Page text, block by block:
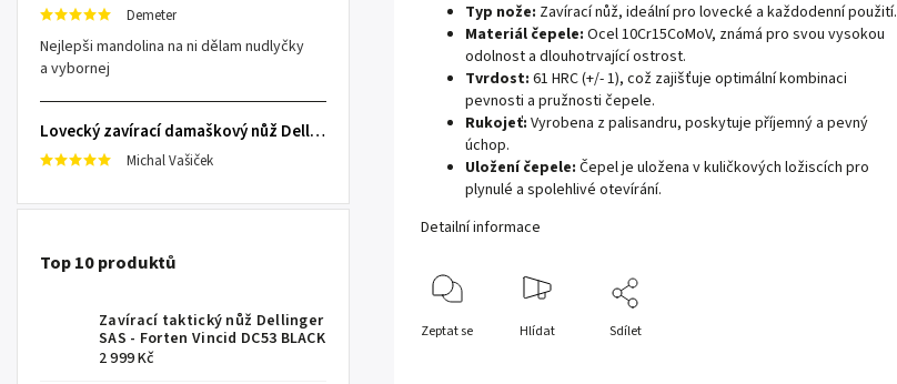
Demeter
Nejlepši mandolina na ni dělam nudlyčky
a vybornej
Lovecký zavírací damaškový nůž Dellinger Damask Star
Michal Vašiček
Top 10 produktů
Zavírací taktický nůž Dellinger
SAS - Forten Vincid DC53 BLACK
2 999 Kč
Typ nože: Zavírací nůž, ideální pro lovecké a každodenní použití.
Materiál čepele: Ocel 10Cr15CoMoV, známá pro svou vysokou
odolnost a dlouhotrvající ostrost.
Tvrdost: 61 HRC (+/- 1), což zajišťuje optimální kombinaci
pevnosti a pružnosti čepele.
Rukojeť: Vyrobena z palisandru, poskytuje příjemný a pevný
úchop.
Uložení čepele: Čepel je uložena v kuličkových ložiscích pro
plynulé a spolehlivé otevírání.
Detailní informace
Zeptat se Hlídat Sdílet